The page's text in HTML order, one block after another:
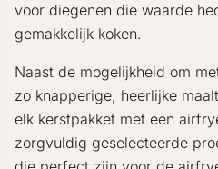
voor diegenen die waarde
gemakkelijk koken.
Naast de mogelijkheid om
zo knapperige, heerlijke
elk kerstpakket met een
zorgvuldig geselecteerde